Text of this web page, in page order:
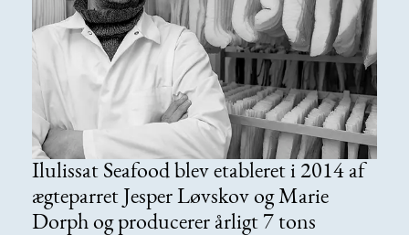
Ilulissat Seafood blev etableret i 2014 af
ægteparret Jesper Løvskov og Marie
Dorph og producerer årligt 7 tons